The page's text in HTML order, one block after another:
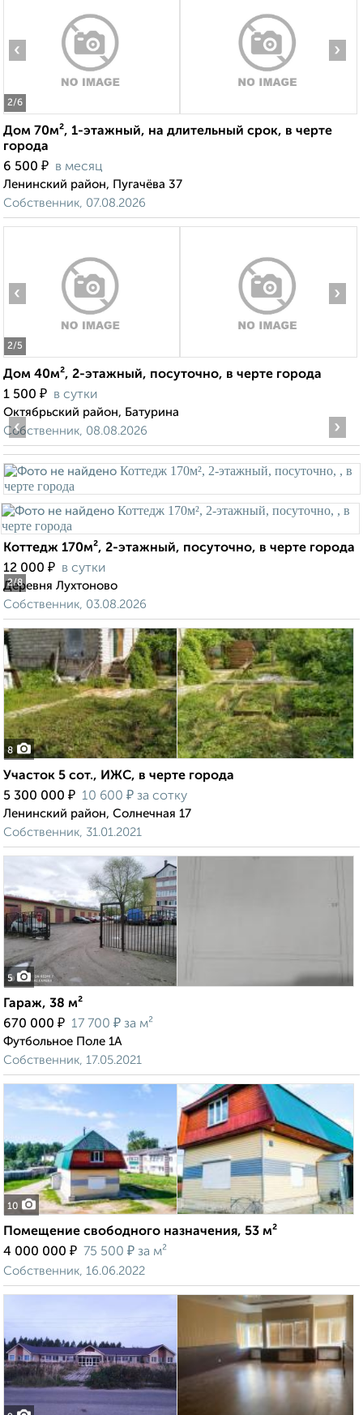
2/6
‹ ›
Дом 70м², 1-этажный, на длительный срок, в черте
города
6 500 ₽ в месяц
Ленинский район, Пугачёва 37
Собственник, 07.08.2026
2/5
‹ ›
Дом 40м², 2-этажный, посуточно, в черте города
1 500 ₽ в сутки
Октябрьский район, Батурина
Собственник, 08.08.2026
2/8
‹ ›
Коттедж 170м², 2-этажный, посуточно, в черте города
12 000 ₽ в сутки
Деревня Лухтоново
Собственник, 03.08.2026
8
Участок 5 сот., ИЖС, в черте города
5 300 000 ₽ 10 600 ₽ за сотку
Ленинский район, Солнечная 17
Собственник, 31.01.2021
5
Гараж, 38 м²
670 000 ₽ 17 700 ₽ за м²
Футбольное Поле 1А
Собственник, 17.05.2021
10
Помещение свободного назначения, 53 м²
4 000 000 ₽ 75 500 ₽ за м²
Собственник, 16.06.2022